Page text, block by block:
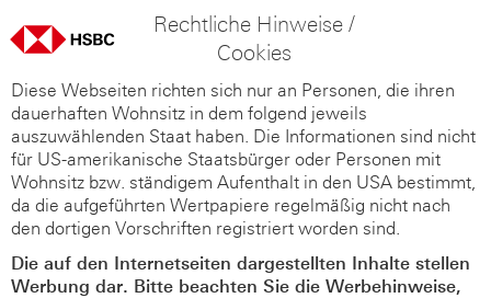
Rechtliche Hinweise /
Cookies
Diese Webseiten richten sich nur an Personen, die ihren
dauerhaften Wohnsitz in dem folgend jeweils
auszuwählenden Staat haben. Die Informationen sind nicht
für US-amerikanische Staatsbürger oder Personen mit
Wohnsitz bzw. ständigem Aufenthalt in den USA bestimmt,
da die aufgeführten Wertpapiere regelmäßig nicht nach
den dortigen Vorschriften registriert worden sind.
Die auf den Internetseiten dargestellten Inhalte stellen
Werbung dar. Bitte beachten Sie die Werbehinweise,